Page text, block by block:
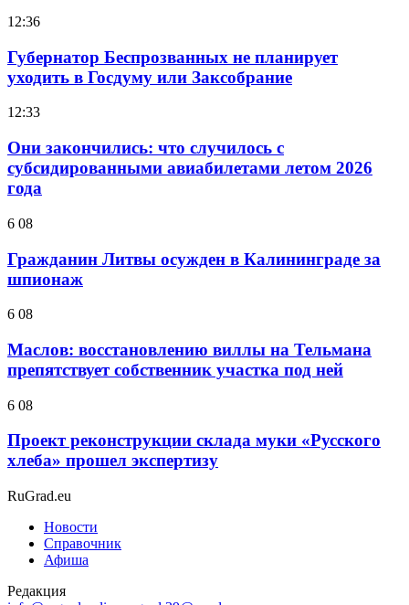
12:36
Губернатор Беспрозванных не планирует
уходить в Госдуму или Заксобрание
12:33
Они закончились: что случилось с
субсидированными авиабилетами летом 2026
года
6 08
Гражданин Литвы осужден в Калининграде за
шпионаж
6 08
Маслов: восстановлению виллы на Тельмана
препятствует собственник участка под ней
6 08
Проект реконструкции склада муки «Русского
хлеба» прошел экспертизу
RuGrad.eu
Новости
Справочник
Афиша
Редакция